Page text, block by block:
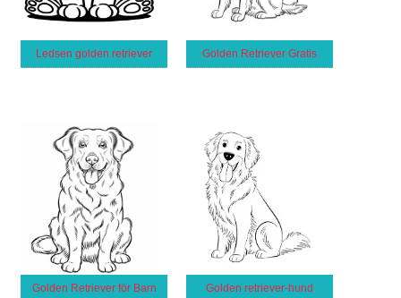
Ledsen golden retriever Golden Retriever Gratis
Golden Retriever för Barn Golden retriever-hund